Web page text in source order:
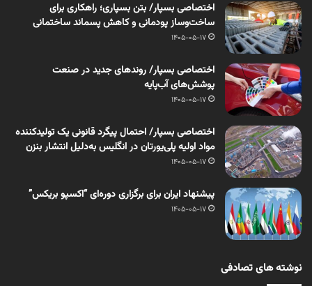
اختصاصی بسپار/ بتن بسپاری؛ راهکاری برای
ساخت‌وساز پودمانی و کاهش پسماند ساختمانی
1405-05-17
اختصاصی بسپار/ روندهای جدید در صنعت
پوشش‌های آب‌پایه
1405-05-17
اختصاصی بسپار/ احتمال پیگرد قانونی یک تولیدکننده
مواد اولیه پلی‌یورتان در انگلیس به‌دلیل انتشار بنزن
1405-05-17
پیشنهاد ایران برای برگزاری دوره‌ای “اکسپو بریکس”
1405-05-17
نوشته های تصادفی